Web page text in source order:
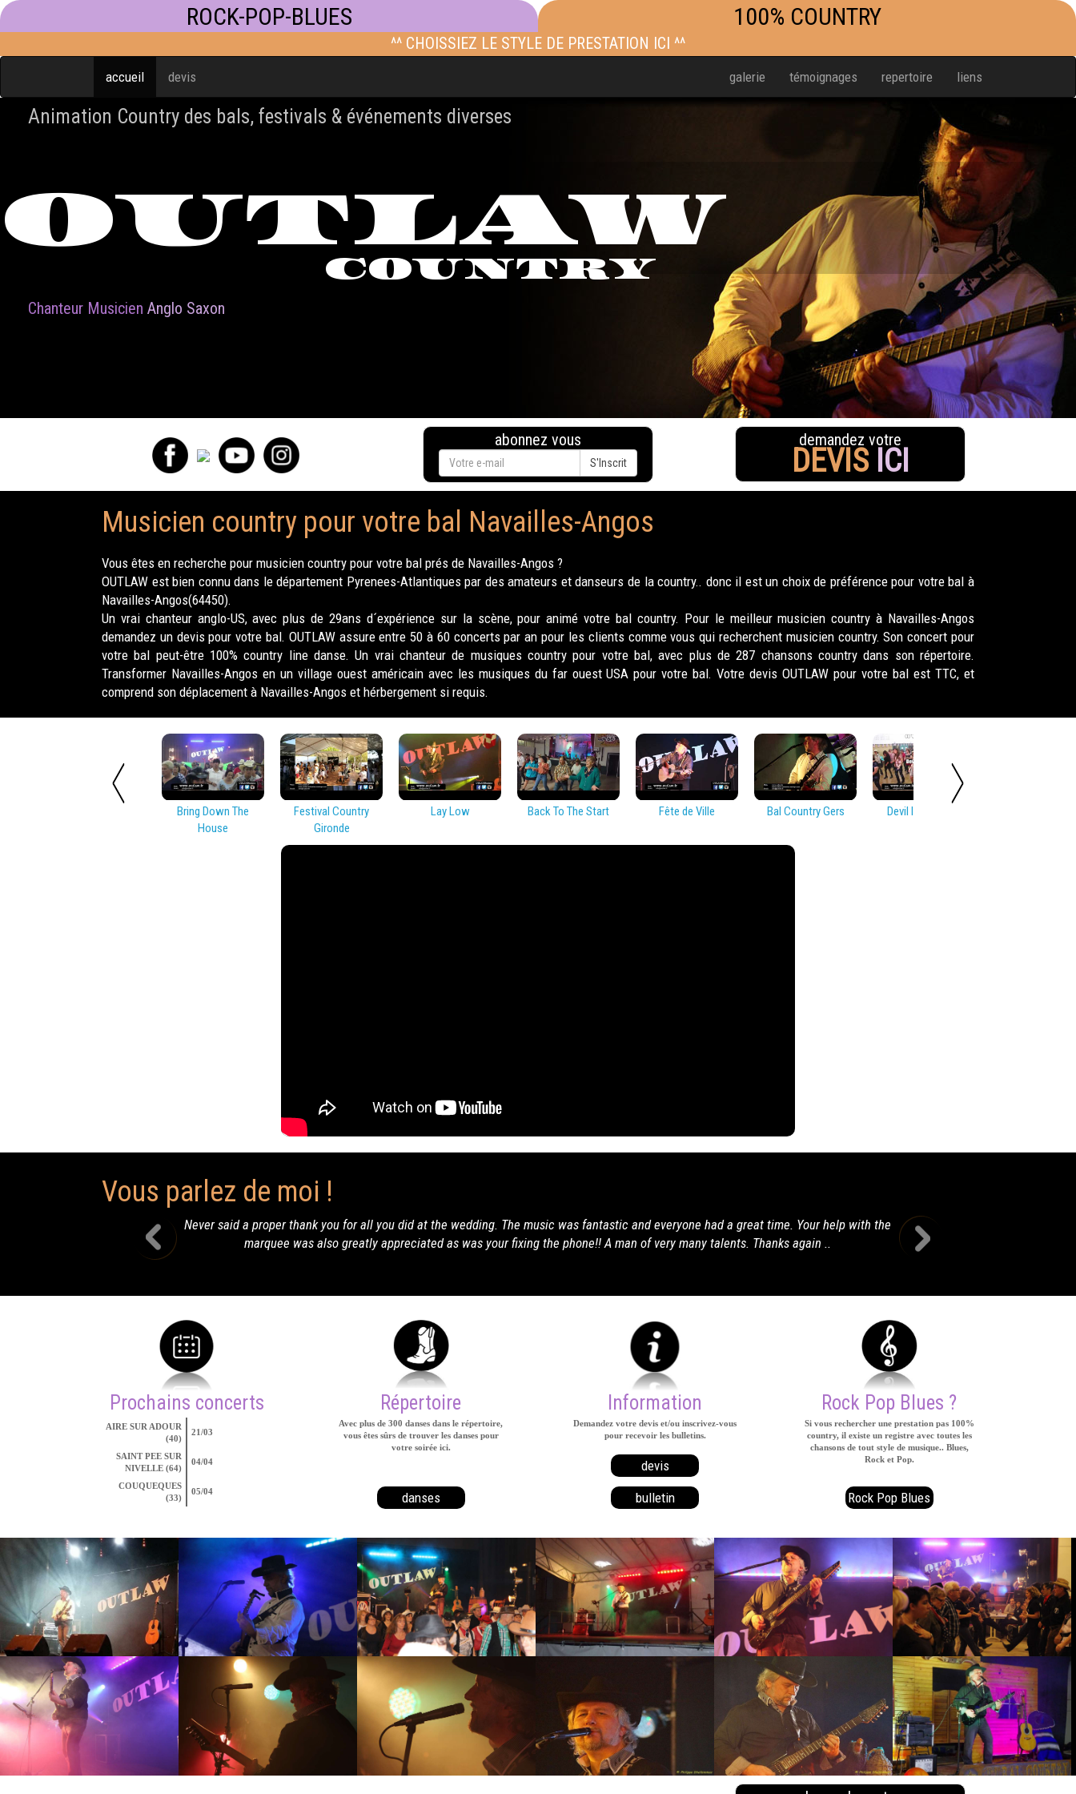
ROCK-POP-BLUES 100% COUNTRY
^^ CHOISSIEZ LE STYLE DE PRESTATION ICI ^^
accueil devis galerie témoignages repertoire liens
Animation Country des bals, festivals & événements diverses
OUTLAW
COUNTRY
Chanteur Musicien Anglo Saxon
abonnez vous
S'Inscrit
demandez votre
DEVIS ICI
Musicien country pour votre bal Navailles-Angos
Vous êtes en recherche pour musicien country pour votre bal prés de Navailles-Angos ?
OUTLAW est bien connu dans le département Pyrenees-Atlantiques par des amateurs et danseurs de la country.. donc il est un choix de préférence pour votre bal à
Navailles-Angos(64450).
Un vrai chanteur anglo-US, avec plus de 29ans d´expérience sur la scène, pour animé votre bal country. Pour le meilleur musicien country à Navailles-Angos
demandez un devis pour votre bal. OUTLAW assure entre 50 à 60 concerts par an pour les clients comme vous qui recherchent musicien country. Son concert pour
votre bal peut-être 100% country line danse. Un vrai chanteur de musiques country pour votre bal, avec plus de 287 chansons country dans son répertoire.
Transformer Navailles-Angos en un village ouest américain avec les musiques du far ouest USA pour votre bal. Votre devis OUTLAW pour votre bal est TTC, et
comprend son déplacement à Navailles-Angos et hérbergement si requis.
Bring Down The
House
Festival Country
Gironde
Lay Low Back To The Start Fête de Ville Bal Country Gers Devil In Disguise
Vous parlez de moi !
bonjour Terry, un petit coucou pour te remercier encore pour cette excellente soirée avec le CCM à Virazeil. A très bientôt. Amitiés, Cathy
et Patrick
Prochains concerts
AIRE SUR ADOUR
(40)
21/03
SAINT PEE SUR
NIVELLE (64)
04/04
COUQUEQUES
(33)
05/04
Répertoire
Avec plus de 300 danses dans le répertoire,
vous êtes sûrs de trouver les danses pour
votre soirée ici.
danses
Information
Demandez votre devis et/ou inscrivez-vous
pour recevoir les bulletins.
devis
bulletin
Rock Pop Blues ?
Si vous rechercher une prestation pas 100%
country, il existe un registre avec toutes les
chansons de tout style de musique.. Blues,
Rock et Pop.
Rock Pop Blues